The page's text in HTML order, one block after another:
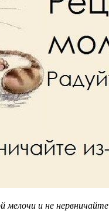
мелочи и не